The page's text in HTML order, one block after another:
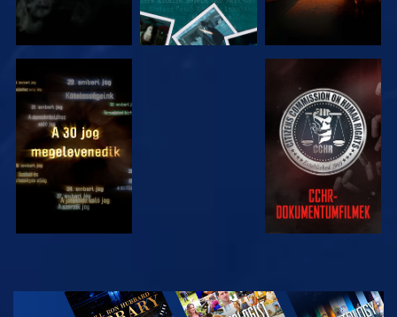
MŰSORNÉZÉS MŰSORNÉZÉS
MŰSORNÉZÉS
A SOROZAT